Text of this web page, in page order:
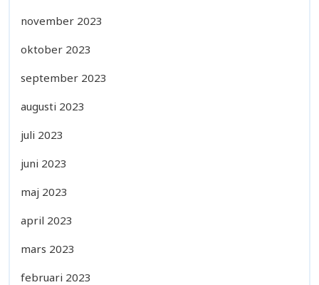
november 2023
oktober 2023
september 2023
augusti 2023
juli 2023
juni 2023
maj 2023
april 2023
mars 2023
februari 2023